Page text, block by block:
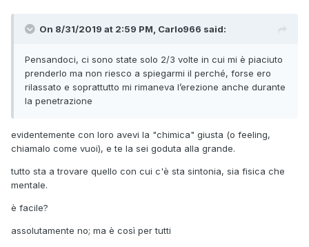
On 8/31/2019 at 2:59 PM, Carlo966 said:
Pensandoci, ci sono state solo 2/3 volte in cui mi è piaciuto
prenderlo ma non riesco a spiegarmi il perché, forse ero
rilassato e soprattutto mi rimaneva l’erezione anche durante
la penetrazione
evidentemente con loro avevi la "chimica" giusta (o feeling,
chiamalo come vuoi), e te la sei goduta alla grande.
tutto sta a trovare quello con cui c'è sta sintonia, sia fisica che
mentale.
è facile?
assolutamente no; ma è così per tutti